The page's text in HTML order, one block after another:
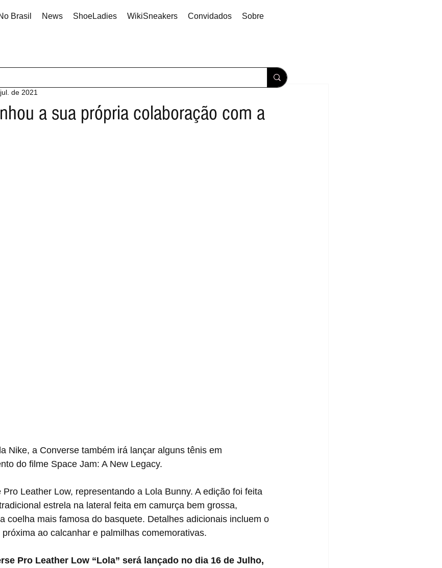
Brasil News ShoeLadies WikiSneakers Convidados Sobre
a sua própria colaboração com a
de 2021
do filme Space Jam: A New Legacy.
estrela na lateral feita em camurça bem grossa,
coelha mais famosa do basquete. Detalhes adicionais incluem o
ao calcanhar e palmilhas comemorativas.